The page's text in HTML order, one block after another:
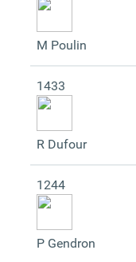
M Poulin
1433
R Dufour
1244
P Gendron